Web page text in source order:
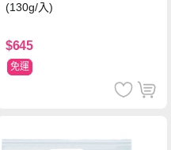
(130g/入)
$645
免運